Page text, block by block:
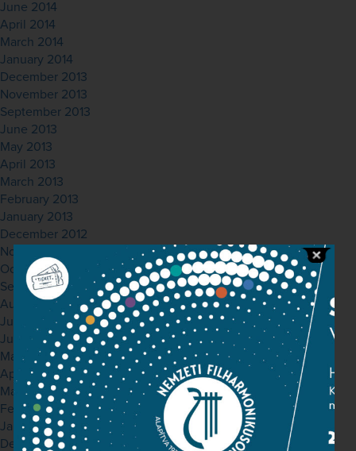
June 2014
April 2014
March 2014
January 2014
December 2013
November 2013
September 2013
June 2013
May 2013
April 2013
March 2013
February 2013
January 2013
December 2012
November 2012
October 2012
September 2012
August 2012
July 2012
June 2012
May 2012
April 2012
March 2012
February 2012
January 2012
December 2011